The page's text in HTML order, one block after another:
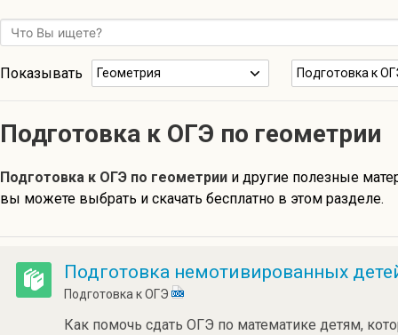
Показывать Геометрия Подготовка к
Подготовка к ОГЭ по геометрии
Подготовка к ОГЭ по геометрии и другие полезные
вы можете выбрать и скачать бесплатно в этом разделе.
Подготовка немотивированных
Подготовка к ОГЭ
Как помочь сдать ОГЭ по математике детям,